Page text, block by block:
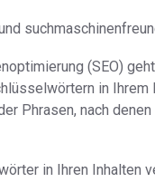
(SEO)
in
Phrasen, nach
in Ihren Inhalten